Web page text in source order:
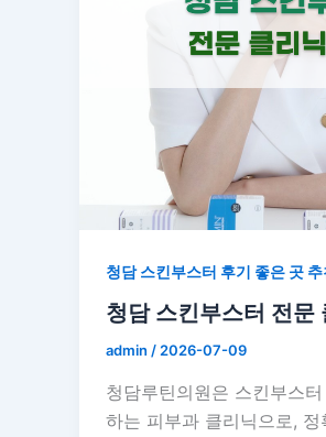
청담 스킨부스터 후기 좋은 곳 추
청담 스킨부스터 전문
admin /2026-07-09
청담루틴의원은 스킨부스
하는 피부과 클리닉으로,